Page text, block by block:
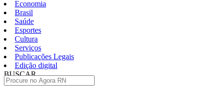
Economia
Brasil
Saúde
Esportes
Cultura
Serviços
Publicações Legais
Edição digital
BUSCAR